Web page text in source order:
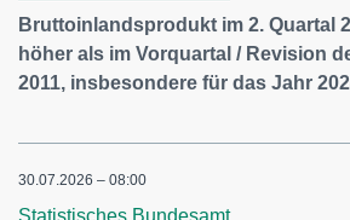
Bruttoinlandsprodukt im 2. Quartal
höher als im Vorquartal / Revision
2011, insbesondere für das Jahr
30.07.2026 – 08:00
Statistisches Bundesamt